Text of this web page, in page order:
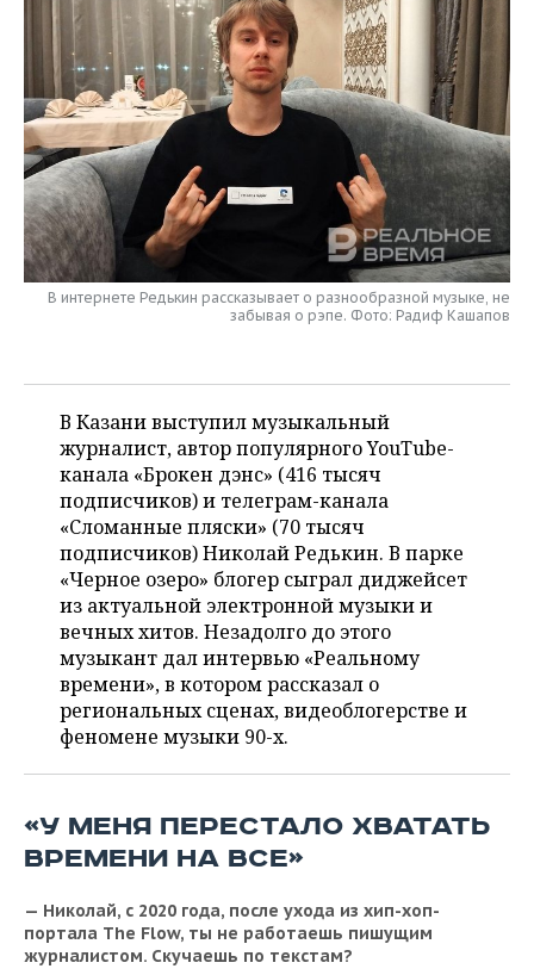
КОМУ ПРИНАДЛЕЖАТ
ТОРГОВЫЕ ЦЕНТРЫ
ТАТАРСТАНА
БЮДЖЕТ
ИНВЕСТИЦИИ
МАШИНОСТРОЕНИЕ
НЕФТЕХИМИЯ
НЕФТЬ
ОПК
ЭНЕРГЕТИКА
НОВОСТИ АВТО
БИЗНЕС
НОВОСТИ БИЗНЕСА
РОЗНИЧНАЯ ТОРГОВЛЯ
ТРАНСПОРТ
УСЛУГИ
ТЕХНОЛОГИИ
НОВОСТИ ТЕХНОЛОГИЙ
IT
МЕДИА
ТЕЛЕКОММУНИКАЦИИ
МЕРОПРИЯТИЯ
НОВОСТИ МЕРОПРИЯТИЙ
ВЫЕЗДНАЯ РЕДАКЦИЯ
БИЗНЕС-БРАНЧИ
СПОРТ
НОВОСТИ СПОРТА
ФУТБОЛ
ВОЛЕЙБОЛ
КИБЕРСПОРТ
ФИГУРНОЕ КАТАНИЕ
ВОДНЫЕ ВИДЫ СПОРТА
ХОККЕЙ С МЯЧОМ
ОБЩЕСТВО
НОВОСТИ ОБЩЕСТВА
ИСТОРИЯ
КУЛЬТУРА
МЕДИЦИНА
ОБРАЗОВАНИЕ
ПРОИСШЕСТВИЯ
ФОТОГАЛЕРЕЯ
СПРАВОЧНИК
СПИСОК ПЕРСОН
СПИСОК КОМПАНИЙ
ПОЛНАЯ ВЕРСИЯ
В интернете Редькин рассказывает о разнообразной музыке, не
забывая о рэпе. Фото: Радиф Кашапов
В Казани выступил музыкальный
журналист, автор популярного YouTube-
канала «Брокен дэнс» (416 тысяч
подписчиков) и телеграм-канала
«Сломанные пляски» (70 тысяч
подписчиков) Николай Редькин. В парке
«Черное озеро» блогер сыграл диджейсет
из актуальной электронной музыки и
вечных хитов. Незадолго до этого
музыкант дал интервью «Реальному
времени», в котором рассказал о
региональных сценах, видеоблогерстве и
феномене музыки 90-х.
«У МЕНЯ ПЕРЕСТАЛО ХВАТАТЬ
ВРЕМЕНИ НА ВСЕ»
— Николай, с 2020 года, после ухода из хип-хоп-
портала The Flow, ты не работаешь пишущим
журналистом. Скучаешь по текстам?